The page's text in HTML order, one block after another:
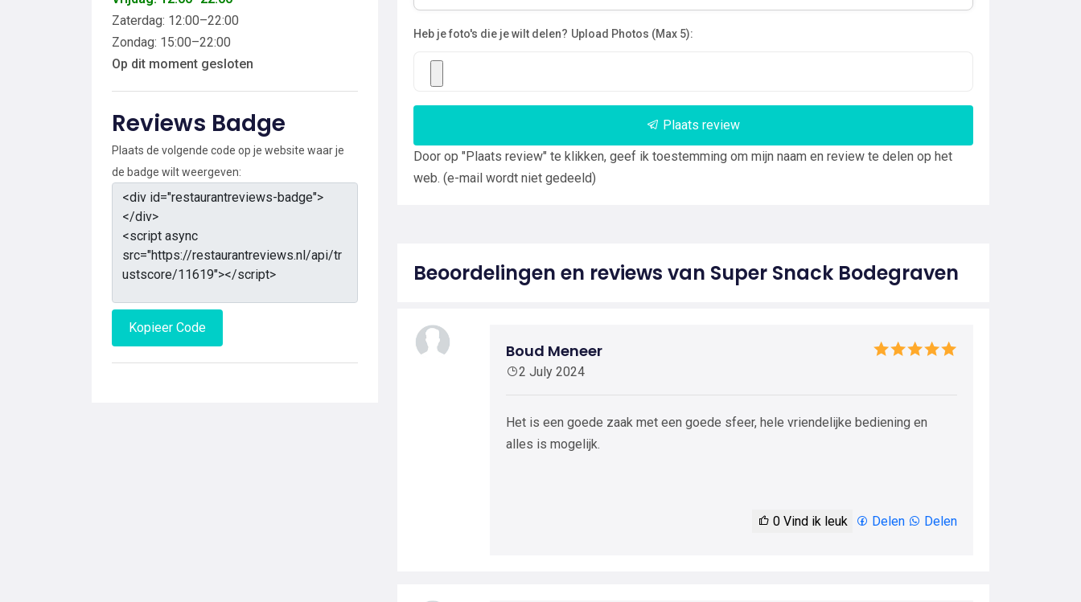
Zaterdag: 12:00–22:00
Zondag: 15:00–22:00
Op dit moment gesloten
Reviews Badge
Plaats de volgende code op je website waar je
de badge wilt weergeven:
Kopieer Code
Heb je foto's die je wilt delen? Upload Photos (Max 5):
Plaats review
Door op "Plaats review" te klikken, geef ik toestemming om mijn naam en review te delen op het
web. (e-mail wordt niet gedeeld)
Beoordelingen en reviews van Super Snack Bodegraven
Boud Meneer
2 July 2024
Het is een goede zaak met een goede sfeer, hele vriendelijke bediening en
alles is mogelijk.
0 Vind ik leuk Delen Delen